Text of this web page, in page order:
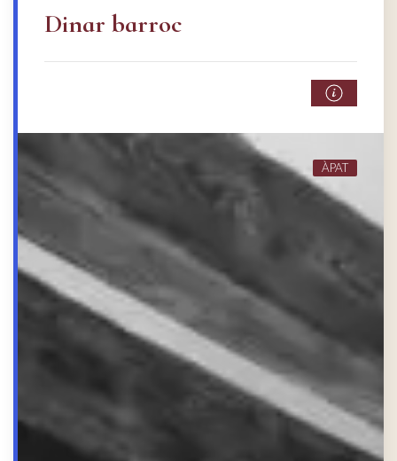
Dinar barroc
ÀPAT